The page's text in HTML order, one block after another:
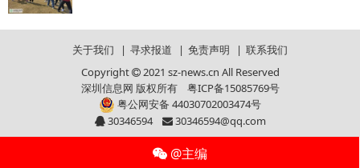
关于我们 | 寻求报道 | 免责声明 | 联系我们
Copyright
2021 sz-news.cn All Reserved
深圳信息网 版权所有 粤ICP备15085769号
粤公网安备 44030702003474号
30346594
30346594@qq.com
@主编